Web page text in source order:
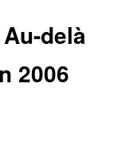
delà
2006